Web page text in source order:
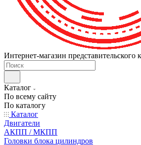
Интернет-магазин представительского
Каталог
По всему сайту
По каталогу
Каталог
Двигатели
АКПП / МКПП
Головки блока цилиндров